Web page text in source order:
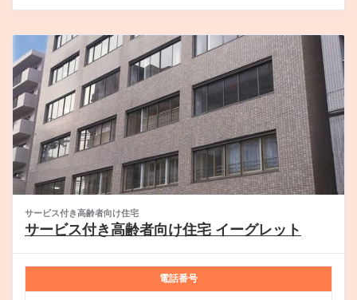
サービス付き高齢者向け住宅
サービス付き高齢者向け住宅 イーグレット
電話番号